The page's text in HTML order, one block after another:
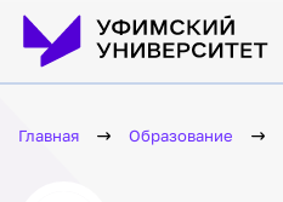
Главная Образование